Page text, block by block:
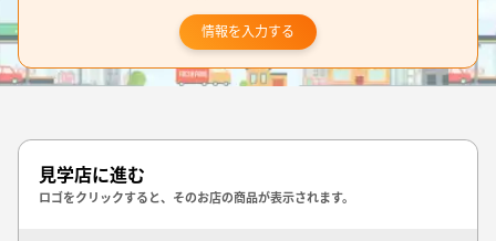
情報を入力する
見学店に進む
ロゴをクリックすると、そのお店の商品が表示されます。